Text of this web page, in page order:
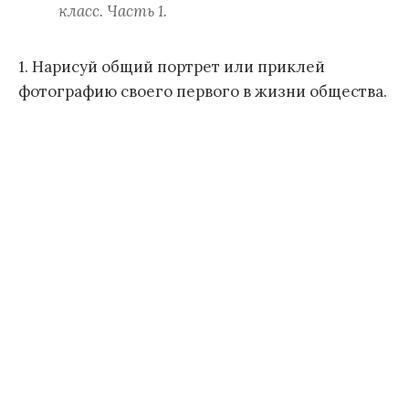
класс. Часть 1.
1. Нарисуй общий портрет или приклей
фотографию своего первого в жизни общества.